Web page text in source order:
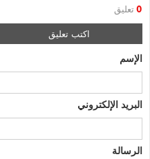
0 تعليق
اكتب تعليق
الإسم
البريد الإلكتروني
الرسالة